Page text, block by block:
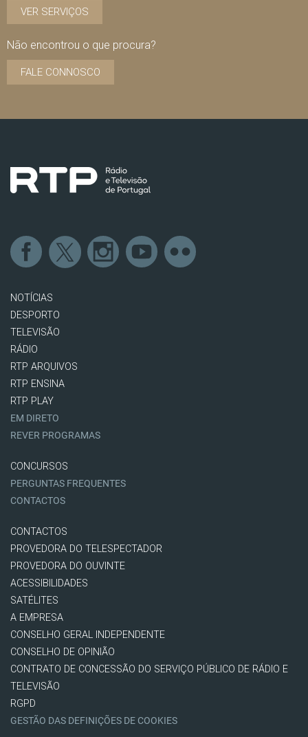
VER SERVIÇOS
Não encontrou o que procura?
FALE CONNOSCO
NOTÍCIAS
DESPORTO
TELEVISÃO
RÁDIO
RTP ARQUIVOS
RTP ENSINA
RTP PLAY
EM DIRETO
REVER PROGRAMAS
CONCURSOS
PERGUNTAS FREQUENTES
CONTACTOS
CONTACTOS
PROVEDORA DO TELESPECTADOR
PROVEDORA DO OUVINTE
ACESSIBILIDADES
SATÉLITES
A EMPRESA
CONSELHO GERAL INDEPENDENTE
CONSELHO DE OPINIÃO
CONTRATO DE CONCESSÃO DO SERVIÇO PÚBLICO DE RÁDIO E
TELEVISÃO
RGPD
GESTÃO DAS DEFINIÇÕES DE COOKIES